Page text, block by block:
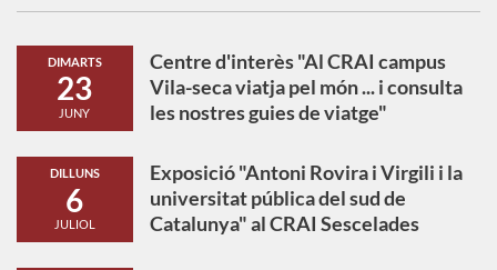
DIMARTS
23
JUNY
Centre d'interès "Al CRAI campus
Vila-seca viatja pel món ... i consulta
les nostres guies de viatge"
DILLUNS
6
JULIOL
Exposició "Antoni Rovira i Virgili i la
universitat pública del sud de
Catalunya" al CRAI Sescelades